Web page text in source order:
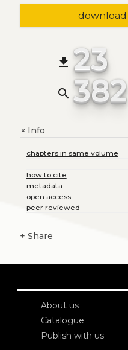
download
file_download 23
search 382
+Info
chapters in same volume
how to cite
metadata
open access
peer reviewed
+ Share
About us
Catalogue
Publish with us